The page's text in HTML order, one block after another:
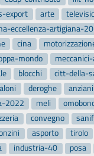
export arte
eccellenza-artigiana-
cina
mondo
blocchi
citt-della-
deroghe
anziani
2022
meli
convegno
asporto
tirolo
industria-40 posa